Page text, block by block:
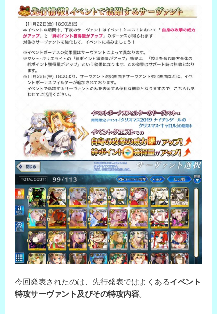
今回発表されたのは、先行発表ではよくあるイベント
特攻サーヴァント及びその特攻内容。